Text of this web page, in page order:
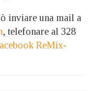
inviare una mail a
, telefonare al 328
ReMix-